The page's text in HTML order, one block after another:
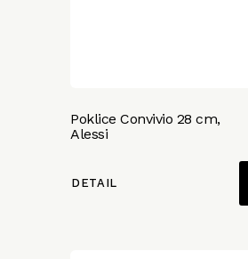
Poklice Convivio 28 cm,
Alessi
DETAIL